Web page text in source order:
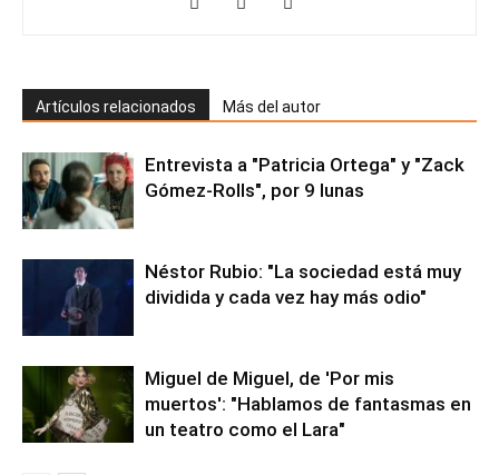
Artículos relacionados Más del autor
Entrevista a "Patricia Ortega" y "Zack
Gómez-Rolls", por 9 lunas
Néstor Rubio: "La sociedad está muy
dividida y cada vez hay más odio"
Miguel de Miguel, de 'Por mis
muertos': "Hablamos de fantasmas en
un teatro como el Lara"